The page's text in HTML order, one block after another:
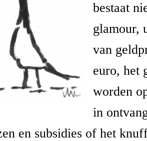
bestaat
glamour,
van
euro, het
worden
in
en subsidies of het